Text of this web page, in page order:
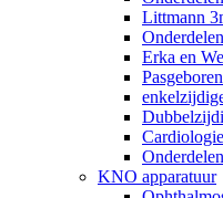
Littmann
Erka en
KNO apparatuur